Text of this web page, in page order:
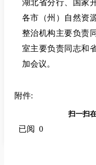
湖北省分行、国家
各市（州）自然资
整治机构主要负责
室主要负责同志和
加会议。
附件:
扫一扫
已阅 0